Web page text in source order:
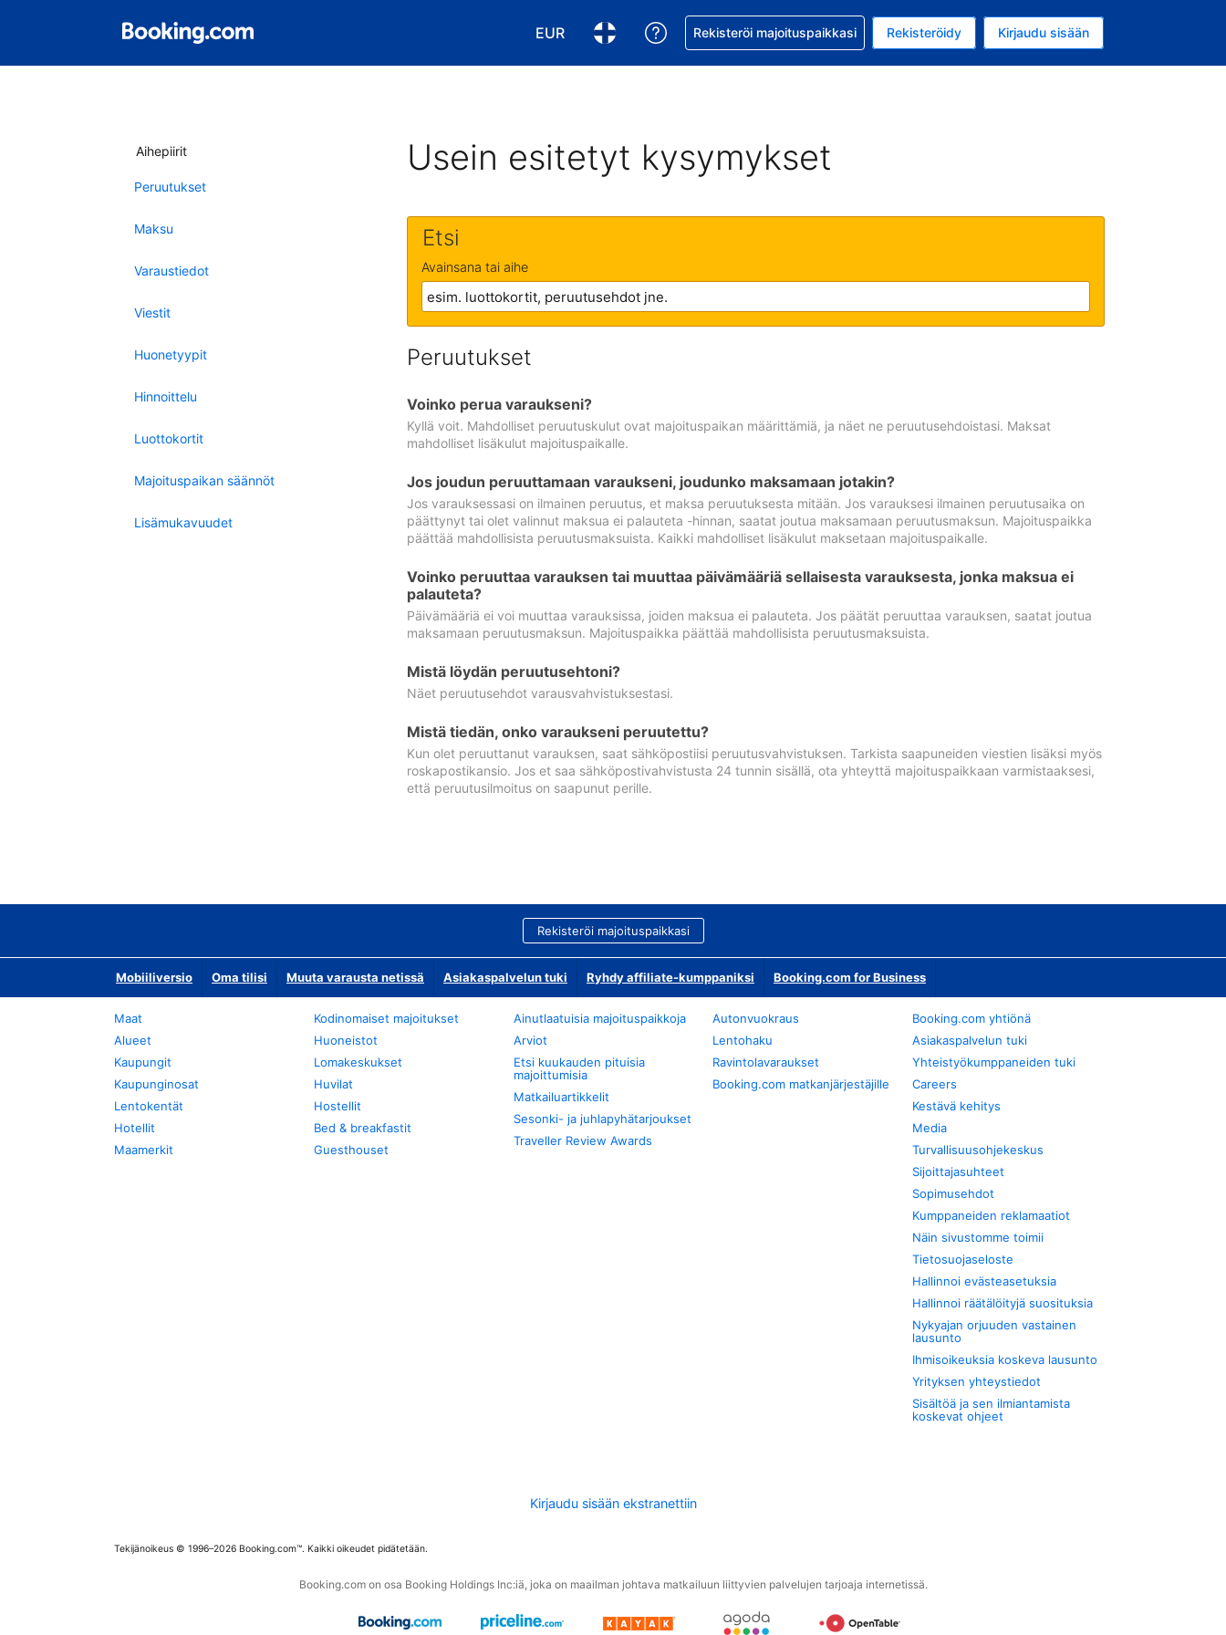
EUR
Valitse valuutta. Tämänhetkinen valuutta on EUR
Valitse kieli. Tämänhetkinen kieli on Suomi
Pyydä apua varauksesi kanssa
Rekisteröi majoituspaikkasi Rekisteröidy Kirjaudu sisään
Aihepiirit
Peruutukset
Maksu
Varaustiedot
Viestit
Huonetyypit
Hinnoittelu
Luottokortit
Majoituspaikan säännöt
Lisämukavuudet
Usein esitetyt kysymykset
Etsi
Avainsana tai aihe
Peruutukset
Voinko perua varaukseni?
Kyllä voit. Mahdolliset peruutuskulut ovat majoituspaikan määrittämiä, ja näet ne peruutusehdoistasi. Maksat
mahdolliset lisäkulut majoituspaikalle.
Jos joudun peruuttamaan varaukseni, joudunko maksamaan jotakin?
Jos varauksessasi on ilmainen peruutus, et maksa peruutuksesta mitään. Jos varauksesi ilmainen peruutusaika on
päättynyt tai olet valinnut maksua ei palauteta -hinnan, saatat joutua maksamaan peruutusmaksun. Majoituspaikka
päättää mahdollisista peruutusmaksuista. Kaikki mahdolliset lisäkulut maksetaan majoituspaikalle.
Voinko peruuttaa varauksen tai muuttaa päivämääriä sellaisesta varauksesta, jonka maksua ei
palauteta?
Päivämääriä ei voi muuttaa varauksissa, joiden maksua ei palauteta. Jos päätät peruuttaa varauksen, saatat joutua
maksamaan peruutusmaksun. Majoituspaikka päättää mahdollisista peruutusmaksuista.
Mistä löydän peruutusehtoni?
Näet peruutusehdot varausvahvistuksestasi.
Mistä tiedän, onko varaukseni peruutettu?
Kun olet peruuttanut varauksen, saat sähköpostiisi peruutusvahvistuksen. Tarkista saapuneiden viestien lisäksi myös
roskapostikansio. Jos et saa sähköpostivahvistusta 24 tunnin sisällä, ota yhteyttä majoituspaikkaan varmistaaksesi,
että peruutusilmoitus on saapunut perille.
Rekisteröi majoituspaikkasi
Mobiiliversio Oma tilisi Muuta varausta netissä Asiakaspalvelun tuki Ryhdy affiliate-kumppaniksi Booking.com for Business
Maat
Alueet
Kaupungit
Kaupunginosat
Lentokentät
Hotellit
Maamerkit
Kodinomaiset majoitukset
Huoneistot
Lomakeskukset
Huvilat
Hostellit
Bed & breakfastit
Guesthouset
Ainutlaatuisia majoituspaikkoja
Arviot
Etsi kuukauden pituisia
majoittumisia
Matkailuartikkelit
Sesonki- ja juhlapyhätarjoukset
Traveller Review Awards
Autonvuokraus
Lentohaku
Ravintolavaraukset
Booking.com matkanjärjestäjille
Booking.com yhtiönä
Asiakaspalvelun tuki
Yhteistyökumppaneiden tuki
Careers
Kestävä kehitys
Media
Turvallisuusohjekeskus
Sijoittajasuhteet
Sopimusehdot
Kumppaneiden reklamaatiot
Näin sivustomme toimii
Tietosuojaseloste
Hallinnoi evästeasetuksia
Hallinnoi räätälöityjä suosituksia
Nykyajan orjuuden vastainen
lausunto
Ihmisoikeuksia koskeva lausunto
Yrityksen yhteystiedot
Sisältöä ja sen ilmiantamista
koskevat ohjeet
Kirjaudu sisään ekstranettiin
Tekijänoikeus © 1996–2026 Booking.com™. Kaikki oikeudet pidätetään.
Booking.com on osa Booking Holdings Inc:iä, joka on maailman johtava matkailuun liittyvien palvelujen tarjoaja internetissä.